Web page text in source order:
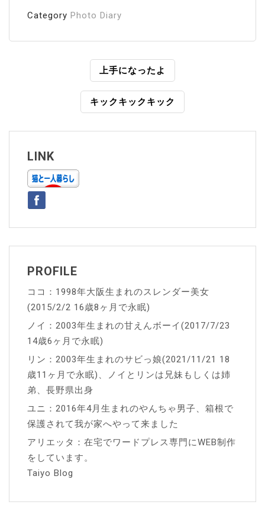
Category Photo Diary
ビ
ゲ
ー
シ
ョ
ン
上手になったよ
キックキックキック
LINK
PROFILE
ココ：1998年大阪生まれのスレンダー美女
(2015/2/2 16歳8ヶ月で永眠)
ノイ：2003年生まれの甘えんボーイ(2017/7/23
14歳6ヶ月で永眠)
リン：2003年生まれのサビっ娘(2021/11/21 18
歳11ヶ月で永眠)、ノイとリンは兄妹もしくは姉
弟、長野県出身
ユニ：2016年4月生まれのやんちゃ男子、箱根で
保護されて我が家へやって来ました
アリエッタ：在宅でワードプレス専門にWEB制作
をしています。
Taiyo Blog